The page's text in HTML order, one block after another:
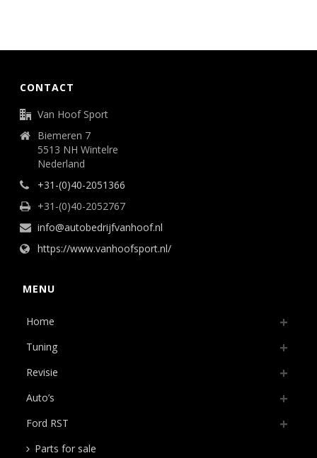
CONTACT
Van Hoof Sport
Biemeren 7
5513 NH Wintelre
Nederland
+31-(0)40-2051366
+31-(0)40-2052767
info@autobedrijfvanhoof.nl
https://www.vanhoofsport.nl/
MENU
Home
Tuning
Revisie
Auto’s
Ford RST
Parts for sale